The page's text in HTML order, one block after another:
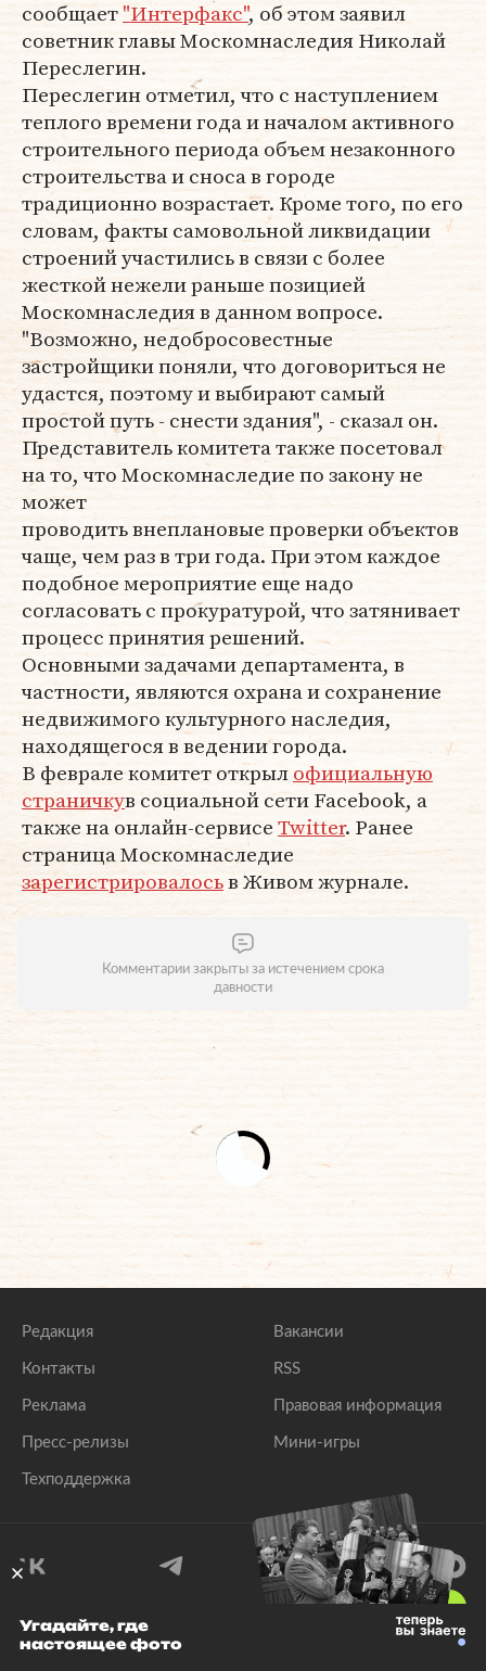
сообщает"Интерфакс", об этом заявил
советник главы Москомнаследия Николай
Переслегин.
Переслегин отметил, что с наступлением
теплого времени года и началом активного
строительного периода объем незаконного
строительства и сноса в городе
традиционно возрастает. Кроме того, по его
словам, факты самовольной ликвидации
строений участились в связи с более
жесткой нежели раньше позицией
Москомнаследия в данном вопросе.
"Возможно, недобросовестные
застройщики поняли, что договориться не
удастся, поэтому и выбирают самый
простой путь - снести здания", - сказал он.
Представитель комитета также посетовал
на то, что Москомнаследие по закону не
может
проводить внеплановые проверки объектов
чаще, чем раз в три года. При этом каждое
подобное мероприятие еще надо
согласовать с прокуратурой, что затянивает
процесс принятия решений.
Основными задачами департамента, в
частности, являются охрана и сохранение
недвижимого культурного наследия,
находящегося в ведении города.
В феврале комитет открылофициальную
страничкув социальной сети Facebook, а
также на онлайн-сервисеTwitter. Ранее
страница Москомнаследие
зарегистрировалосьв Живом журнале.
Комментарии закрыты за истечением срока
давности
Редакция
Контакты
Реклама
Пресс-релизы
Техподдержка
Вакансии
RSS
Правовая информация
Мини-игры
© 1999–2026 Все права защищены.
Угадайте, где
настоящее фото